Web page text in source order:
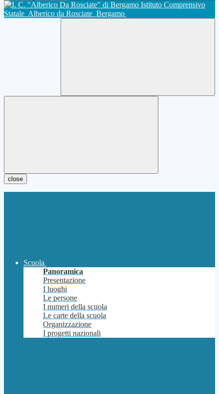
Istituto Comprensivo
Statale Alberico da Rosciate Bergamo
close
Scuola
Panoramica
Presentazione
I luoghi
Le persone
I numeri della scuola
Le carte della scuola
Organizzazione
I progetti nazionali